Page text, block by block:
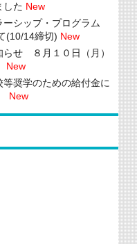
した New
シップ・プログラム
(10/14締切) New
らせ ８月１０日（月）
New
奨学のための給付金に
New